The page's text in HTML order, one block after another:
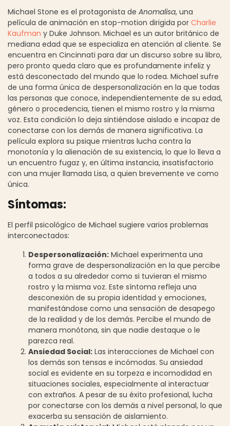
Michael Stone es el protagonista de Anomalisa, una
película de animación en stop-motion dirigida por Charlie
Kaufman y Duke Johnson. Michael es un autor británico de
mediana edad que se especializa en atención al cliente. Se
encuentra en Cincinnati para dar un discurso sobre su libro,
pero pronto queda claro que es profundamente infeliz y
está desconectado del mundo que lo rodea. Michael sufre
de una forma única de despersonalización en la que todas
las personas que conoce, independientemente de su edad,
género o procedencia, tienen el mismo rostro y la misma
voz. Esta condición lo deja sintiéndose aislado e incapaz de
conectarse con los demás de manera significativa. La
película explora su psique mientras lucha contra la
monotonía y la alienación de su existencia, lo que lo lleva a
un encuentro fugaz y, en última instancia, insatisfactorio
con una mujer llamada Lisa, a quien brevemente ve como
única.
Síntomas:
El perfil psicológico de Michael sugiere varios problemas
interconectados:
Despersonalización: Michael experimenta una
forma grave de despersonalización en la que percibe
a todos a su alrededor como si tuvieran el mismo
rostro y la misma voz. Este síntoma refleja una
desconexión de su propia identidad y emociones,
manifestándose como una sensación de desapego
de la realidad y de los demás. Percibe el mundo de
manera monótona, sin que nadie destaque o le
parezca real.
Ansiedad Social: Las interacciones de Michael con
los demás son tensas e incómodas. Su ansiedad
social es evidente en su torpeza e incomodidad en
situaciones sociales, especialmente al interactuar
con extraños. A pesar de su éxito profesional, lucha
por conectarse con los demás a nivel personal, lo que
exacerba su sensación de aislamiento.